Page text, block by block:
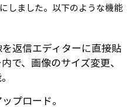
しました。以下のような機能
返信エディターに直接貼
で、画像のサイズ変更、
プロード。